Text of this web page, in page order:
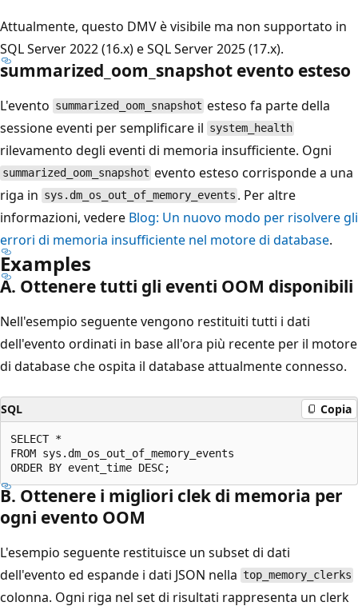
Attualmente, questo DMV è visibile ma non supportato in
SQL Server 2022 (16.x) e SQL Server 2025 (17.x).
summarized_oom_snapshot evento esteso
L'evento summarized_oom_snapshot esteso fa parte della
sessione eventi per semplificare il system_health
rilevamento degli eventi di memoria insufficiente. Ogni
summarized_oom_snapshot evento esteso corrisponde a una
riga in sys.dm_os_out_of_memory_events . Per altre
informazioni, vedere Blog: Un nuovo modo per risolvere gli
errori di memoria insufficiente nel motore di database.
Examples
A. Ottenere tutti gli eventi OOM disponibili
Nell'esempio seguente vengono restituiti tutti i dati
dell'evento ordinati in base all'ora più recente per il motore
di database che ospita il database attualmente connesso.
SQL Copia
SELECT *
FROM sys.dm_os_out_of_memory_events
B. Ottenere i migliori clek di memoria per
ogni evento OOM
L'esempio seguente restituisce un subset di dati
dell'evento ed espande i dati JSON nella top_memory_clerks
colonna. Ogni riga nel set di risultati rappresenta un clerk